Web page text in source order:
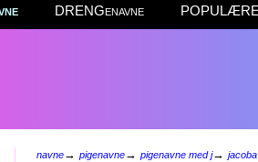
DRENGenavne POPULÆRE
navne→ pigenavne→ pigenavne med j→ jacoba